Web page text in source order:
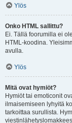
Ylös
Onko HTML sallittu?
Ei. Tällä foorumilla ei
HTML-koodina.
avulla.
Ylös
Mitä ovat hymiöt?
Hymiöt tai emoticonit
ilmaisemiseen lyhyitä
tarkoittaa surullista.